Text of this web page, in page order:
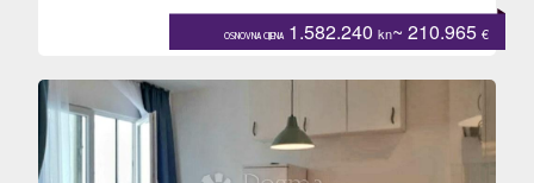
OSNOVNA CIJENA 1.582.240 kn~ 210.965 €